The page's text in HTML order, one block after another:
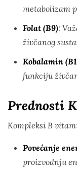
metabolizam
Folat (B9):
živčanog
Kobalamin
funkciju
Prednosti
Kompleksi B
Povećanje
proizvodnju